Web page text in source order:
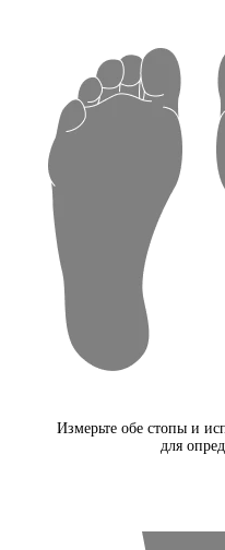
Измерьте обе стопы и
для